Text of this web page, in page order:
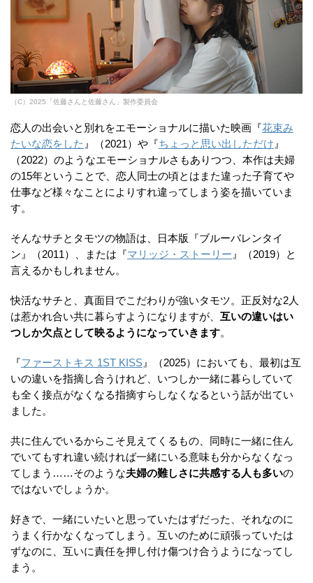
（C）2025「佐藤さんと佐藤さん」製作委員会
恋人の出会いと別れをエモーショナルに描いた映画『花束み
たいな恋をした 』（2021）や『ちょっと思い出しただけ 』
（2022）のようなエモーショナルさもありつつ、本作は夫婦
の15年ということで、恋人同士の頃とはまた違った子育てや
仕事など様々なことによりすれ違ってしまう姿を描いていま
す。
そんなサチとタモツの物語は、日本版『ブルーバレンタイ
ン』（2011）、または『マリッジ・ストーリー 』（2019）と
言えるかもしれません。
快活なサチと、真面目でこだわりが強いタモツ。正反対な2人
は惹かれ合い共に暮らすようになりますが、 互いの違いはい
つしか欠点として映るようになっていきます。
『ファーストキス 1ST KISS 』（2025）においても、最初は互
いの違いを指摘し合うけれど、いつしか一緒に暮らしていて
も全く接点がなくなる指摘すらしなくなるという話が出てい
ました。
共に住んでいるからこそ見えてくるもの、同時に一緒に住ん
でいてもすれ違い続ければ一緒にいる意味も分からなくなっ
てしまう……そのような夫婦の難しさに共感する人も多いの
ではないでしょうか。
好きで、一緒にいたいと思っていたはずだった、それなのに
うまく行かなくなってしまう。互いのために頑張っていたは
ずなのに、互いに責任を押し付け傷つけ合うようになってし
まう。